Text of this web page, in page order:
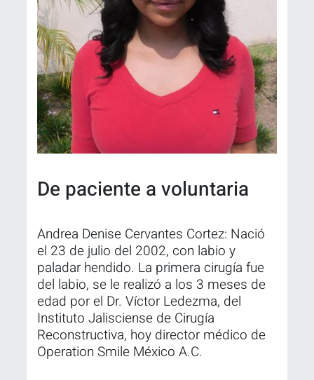
De paciente a voluntaria
Andrea Denise Cervantes Cortez: Nació
el 23 de julio del 2002, con labio y
paladar hendido. La primera cirugía fue
del labio, se le realizó a los 3 meses de
edad por el Dr. Víctor Ledezma, del
Instituto Jalisciense de Cirugía
Reconstructiva, hoy director médico de
Operation Smile México A.C.